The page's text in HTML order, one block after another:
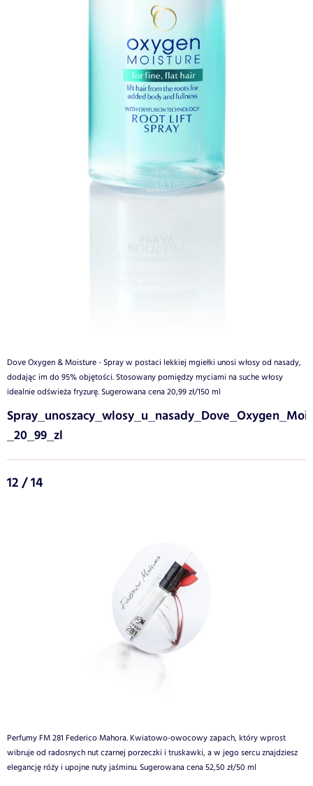
Dove Oxygen & Moisture - Spray w postaci lekkiej mgiełki unosi włosy od nasady,
dodając im do 95% objętości. Stosowany pomiędzy myciami na suche włosy
idealnie odświeża fryzurę. Sugerowana cena 20,99 zł/150 ml
_20_99_zl
12 / 14
Perfumy FM 281 Federico Mahora. Kwiatowo-owocowy zapach, który wprost
wibruje od radosnych nut czarnej porzeczki i truskawki, a w jego sercu znajdziesz
elegancję róży i upojne nuty jaśminu. Sugerowana cena 52,50 zł/50 ml